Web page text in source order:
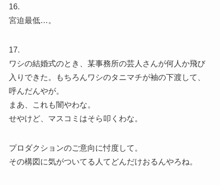
16.
宮迫最低…。
17.
ワシの結婚式のとき、某事務所の芸人さんが何人か飛び
入りできた。もちろんワシのタニマチが袖の下渡して、
呼んだんやが。
まあ、これも闇やわな。
せやけど、マスコミはそら叩くわな。
プロダクションのご意向に忖度して。
その構図に気がついてる人てどんだけおるんやろね。